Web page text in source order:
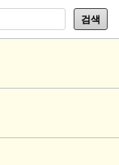
검색